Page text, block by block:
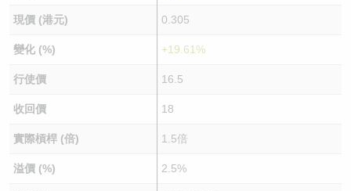
現價 (港元) 0.305
變化 (%) +19.61%
行使價 16.5
收回價 18
實際槓桿 (倍) 1.5倍
溢價 (%) 2.5%